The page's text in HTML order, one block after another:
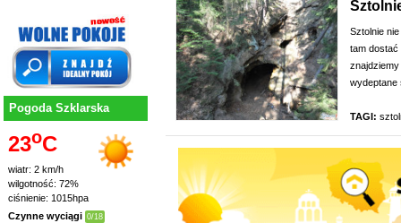
Pogoda Szklarska
23oC
wiatr: 2 km/h
wilgotność: 72%
ciśnienie: 1015hpa
Czynne wyciągi 0/18
Sztolnie
tam dostać
wydeptane
TAGI: